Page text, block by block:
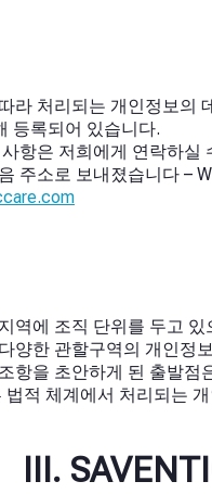
라 처리되는 개인정보의
등록되어 있습니다.
항은 저희에게 연락하실
주소로 보내졌습니다 –
역에 조직 단위를 두고
양한 관할구역의 개인정
항을 초안하게 된 출발
적 체계에서 처리되는
III.